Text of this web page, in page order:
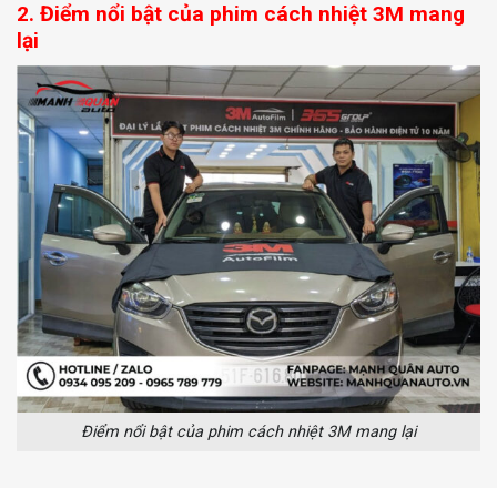
2. Điểm nổi bật của phim cách nhiệt 3M mang
lại
Điểm nổi bật của phim cách nhiệt 3M mang lại